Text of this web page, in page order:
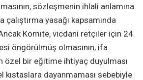
sözleşmenin ihlali anlamına
yasağı kapsamında
Komite, vicdani retçiler için 24
öngörülmüş olmasının, ifa
özel bir eğitime ihtiyaç duyulması
kıstaslara dayanmaması sebebiyle